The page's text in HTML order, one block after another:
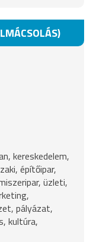
kereskedelem,
építőipar,
üzleti,
pályázat,
kultúra,